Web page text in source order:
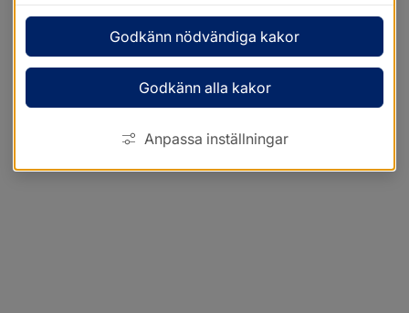
Godkänn nödvändiga kakor
Godkänn alla kakor
Anpassa inställningar